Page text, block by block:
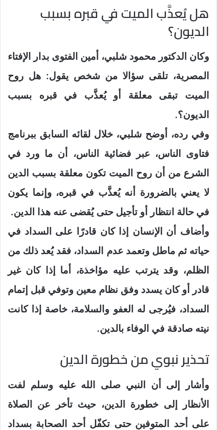
هل يُعذَّب الميت في قبره بسبب
الديون؟
وكان الدكتور محمود شلبي، أمين الفتوى بدار الإفتاء
المصرية، تلقى سؤالا من شخص يقول: هل روح
الميت تبقى معلقة أو يُعذَّب في قبره بسبب
الديون؟.
وفي رده، أوضح شلبي، خلال لقائه السابق ببرنامج
فتاوى الناس، عبر فضائية الناس، أن ما ورد في
الشرع من أن روح الميت تكون معلقة بسبب الدين
لا يعني بالضرورة أنه يُعذَّب في قبره، وإنما يكون
في حالة انتظار أو تأجيل حتى يُقضى عنه هذا الدين.
وأضاف أن الإنسان إذا كان قادرًا على السداد في
حياته ثم ماطل وتعمد عدم السداد، فقد يُعد ذلك من
الظلم، وقد يترتب عليه مؤاخذة، أما إذا كان غير
قادر أو كان يسدد وفق نظام معين وتوفي قبل إتمام
السداد، فيُرجى له العفو والسلامة، خاصة إذا كانت
نيته صادقة في الوفاء بالدين.
تحذير نبوي من خطورة الدين
وأشار إلى أن النبي صلى الله عليه وسلم لفت
الأنظار إلى خطورة الدين، حيث تأخر عن الصلاة
على أحد المتوفين حتى تكفّل أحد الصحابة بسداد